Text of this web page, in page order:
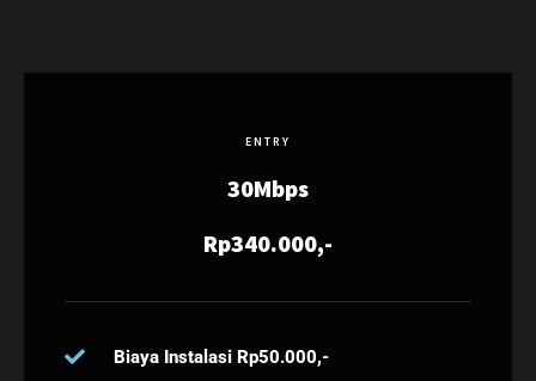
ENTRY
30Mbps
Rp340.000,-
Biaya Instalasi Rp50.000,-